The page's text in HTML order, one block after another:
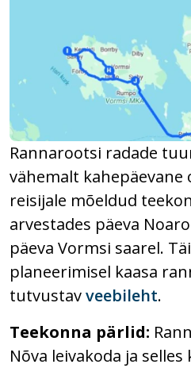
Rannarootsi radade
vähemalt kahepäevane
reisijale mõeldud
arvestades päeva
päeva Vormsi saarel.
planeerimisel kaasa
tutvustavveebileht.
Teekonna pärlid:
Nõva leivakoda ja